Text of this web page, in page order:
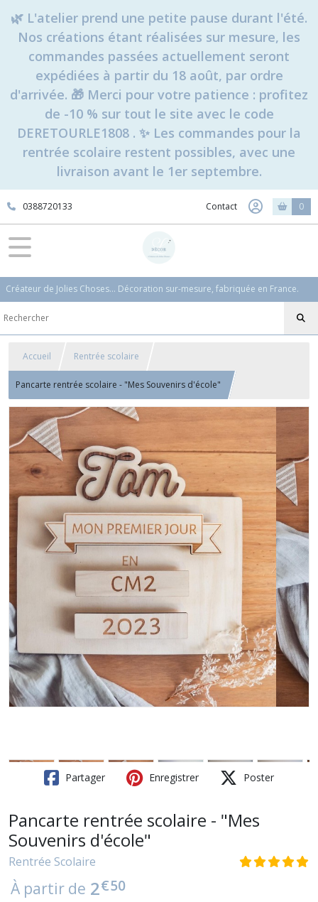
🌿 L'atelier prend une petite pause durant l'été.
Nos créations étant réalisées sur mesure, les
commandes passées actuellement seront
expédiées à partir du 18 août, par ordre
d'arrivée. 🎁 Merci pour votre patience : profitez
de -10 % sur tout le site avec le code
DERETOURLE1808 . ✨ Les commandes pour la
rentrée scolaire restent possibles, avec une
livraison avant le 1er septembre.
0388720133 Contact 0
Créateur de Jolies Choses... Décoration sur-mesure, fabriquée en France.
Accueil Rentrée scolaire
Pancarte rentrée scolaire - "Mes Souvenirs d'école"
Partager Enregistrer Poster
Pancarte rentrée scolaire - "Mes
Souvenirs d'école"
Rentrée Scolaire
À partir de 2€50